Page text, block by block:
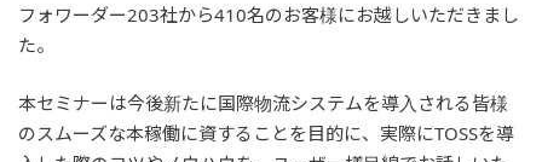
フォワーダー203社から410名のお客様にお越しいただきまし
た。
本セミナーは今後新たに国際物流システムを導入される皆様
のスムーズな本稼働に資することを目的に、実際にTOSSを導